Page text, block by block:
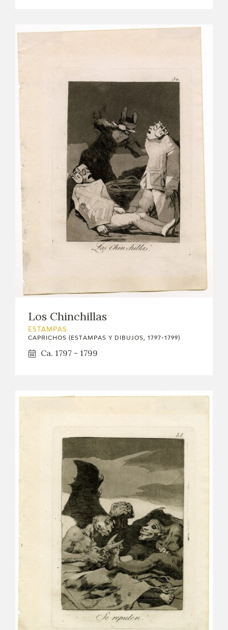
Los Chinchillas
ESTAMPAS
CAPRICHOS (ESTAMPAS Y DIBUJOS, 1797-1799)
Ca. 1797 - 1799